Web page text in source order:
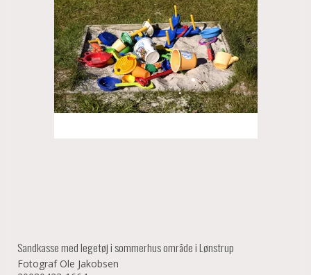
Sandkasse med legetøj i sommerhus område i Lønstrup
Fotograf Ole Jakobsen